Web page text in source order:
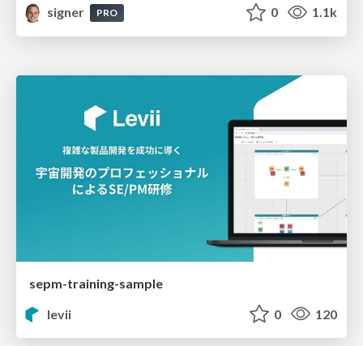
signer
PRO 0 1.1k
sepm-training-sample
levii
0 120